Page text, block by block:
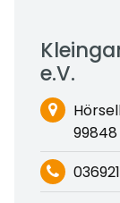
e.V.